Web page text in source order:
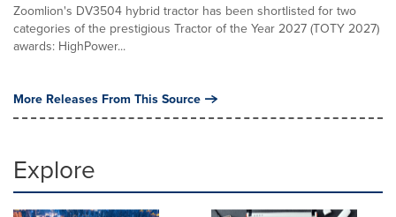
Zoomlion's DV3504 hybrid tractor has been shortlisted for two
categories of the prestigious Tractor of the Year 2027 (TOTY 2027)
awards: HighPower...
More Releases From This Source
Explore